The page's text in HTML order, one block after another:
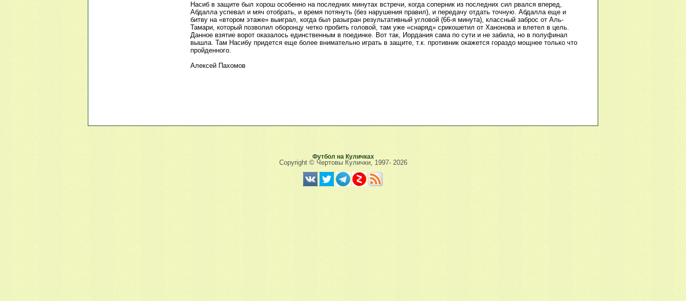
Насиб в защите был хорош особенно на последних минутах встречи, когда соперник из последних сил рвался вперед,
Абдалла успевал и мяч отобрать, и время потянуть (без нарушения правил), и передачу отдать точную. Абдалла еще и
битву на «втором этаже» выиграл, когда был разыгран результативный угловой (66-я минута), классный заброс от Аль-
Тамари, который позволил оборонцу четко пробить головой, там уже «снаряд» срикошетил от Ханонова и влетел в цель.
Данное взятие ворот оказалось единственным в поединке. Вот так, Иордания сама по сути и не забила, но в полуфинал
вышла. Там Насибу придется еще более внимательно играть в защите, т.к. противник окажется гораздо мощнее только что
пройденного.
Алексей Пахомов
Футбол на Куличках
Copyright © Чертовы Кулички, 1997- 2026